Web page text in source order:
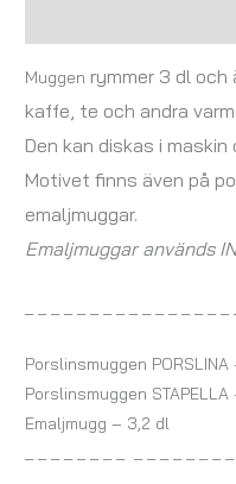
Muggen rymmer 3 dl och
kaffe, te och andra
Den kan diskas i maskin
Motivet finns även på
emaljmuggar.
Emaljmuggar används
Porslinsmuggen PORSLINA
Porslinsmuggen STAPELLA
Emaljmugg – 3,2 dl